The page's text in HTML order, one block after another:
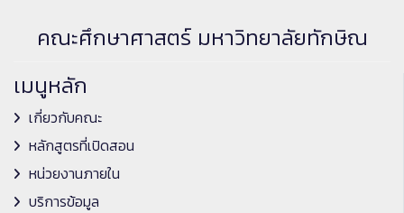
คณะศึกษาศาสตร์ มหาวิทยาลัยทักษิณ
เมนูหลัก
เกี่ยวกับคณะ
หลักสูตรที่เปิดสอน
หน่วยงานภายใน
บริการข้อมูล